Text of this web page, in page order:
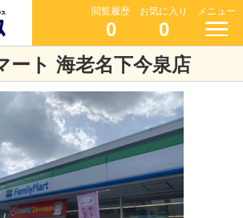
閲覧履歴
0
お気に入り
0
メニュー
ート 海老名下今泉店